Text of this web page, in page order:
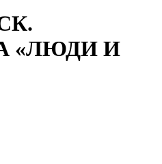
«ЛЮДИ И